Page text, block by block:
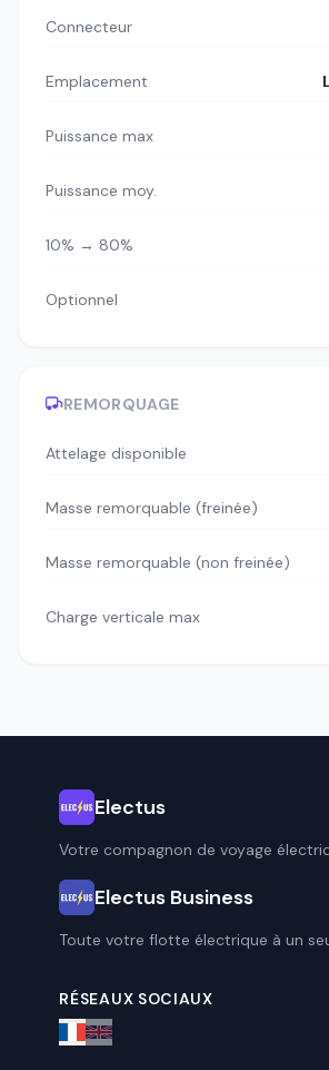
Connecteur
Emplacement
Puissance max
Puissance moy.
10% → 80%
Optionnel
REMORQUAGE
Attelage disponible
Masse remorquable (freinée)
Masse remorquable (non freinée)
Charge verticale max
Electus
Votre compagnon de voyage
Electus Business
Toute votre flotte électrique à un
RÉSEAUX SOCIAUX